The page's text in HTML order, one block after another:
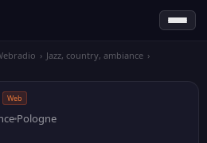
› Jazz, country, ambiance ›
Web
Pologne